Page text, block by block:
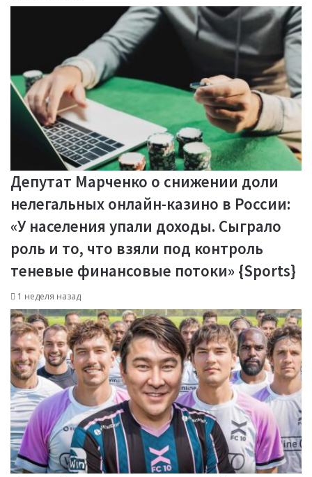
Депутат Марченко о снижении доли
нелегальных онлайн-казино в России:
«У населения упали доходы. Сыграло
роль и то, что взяли под контроль
теневые финансовые потоки» {Sports}
1 неделя назад